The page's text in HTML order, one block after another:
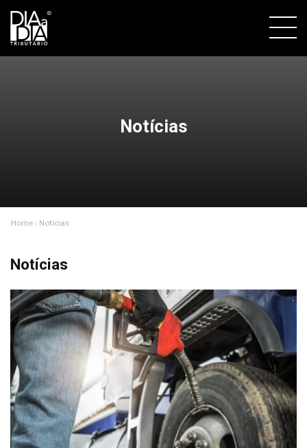
Notícias
Home › Notícias
Notícias